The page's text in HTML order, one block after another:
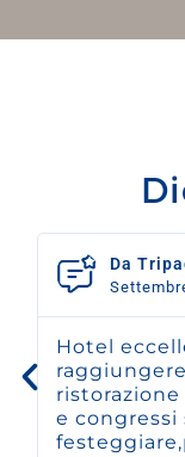
Da
Hotel
e congressi